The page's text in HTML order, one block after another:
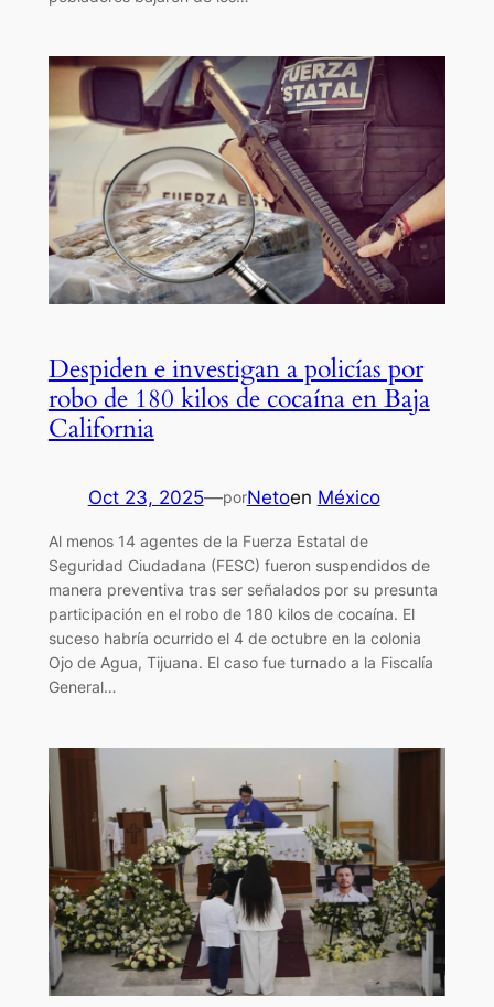
Despiden e investigan a policías por
robo de 180 kilos de cocaína en Baja
California
Oct 23, 2025—porNetoen México
Al menos 14 agentes de la Fuerza Estatal de
Seguridad Ciudadana (FESC) fueron suspendidos de
manera preventiva tras ser señalados por su presunta
participación en el robo de 180 kilos de cocaína. El
suceso habría ocurrido el 4 de octubre en la colonia
Ojo de Agua, Tijuana. El caso fue turnado a la Fiscalía
General…